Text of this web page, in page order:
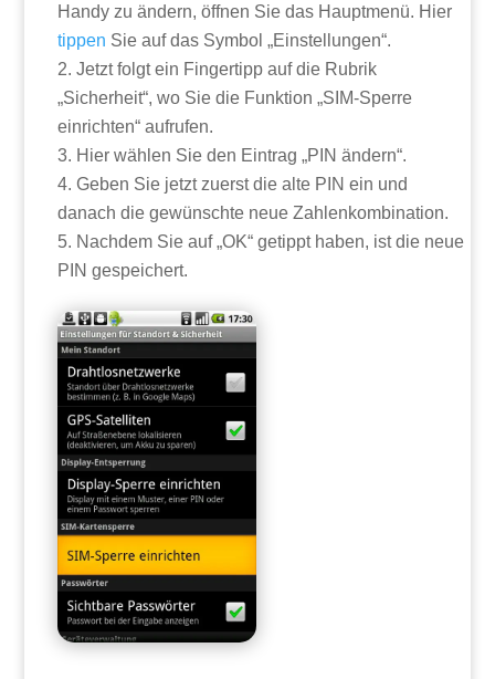
Handy zu ändern, öffnen Sie das Hauptmenü. Hier
tippen Sie auf das Symbol „Einstellungen“.
Jetzt folgt ein Fingertipp auf die Rubrik
„Sicherheit“, wo Sie die Funktion „SIM-Sperre
einrichten“ aufrufen.
Hier wählen Sie den Eintrag „PIN ändern“.
Geben Sie jetzt zuerst die alte PIN ein und
danach die gewünschte neue Zahlenkombination.
Nachdem Sie auf „OK“ getippt haben, ist die neue
PIN gespeichert.